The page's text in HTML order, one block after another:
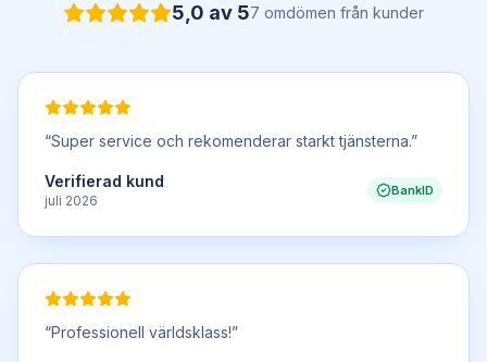
5,0 av 57 omdömen från kunder
“Super service och rekomenderar starkt tjänsterna.”
Verifierad kund
juli 2026
BankID
“Professionell världsklass!”